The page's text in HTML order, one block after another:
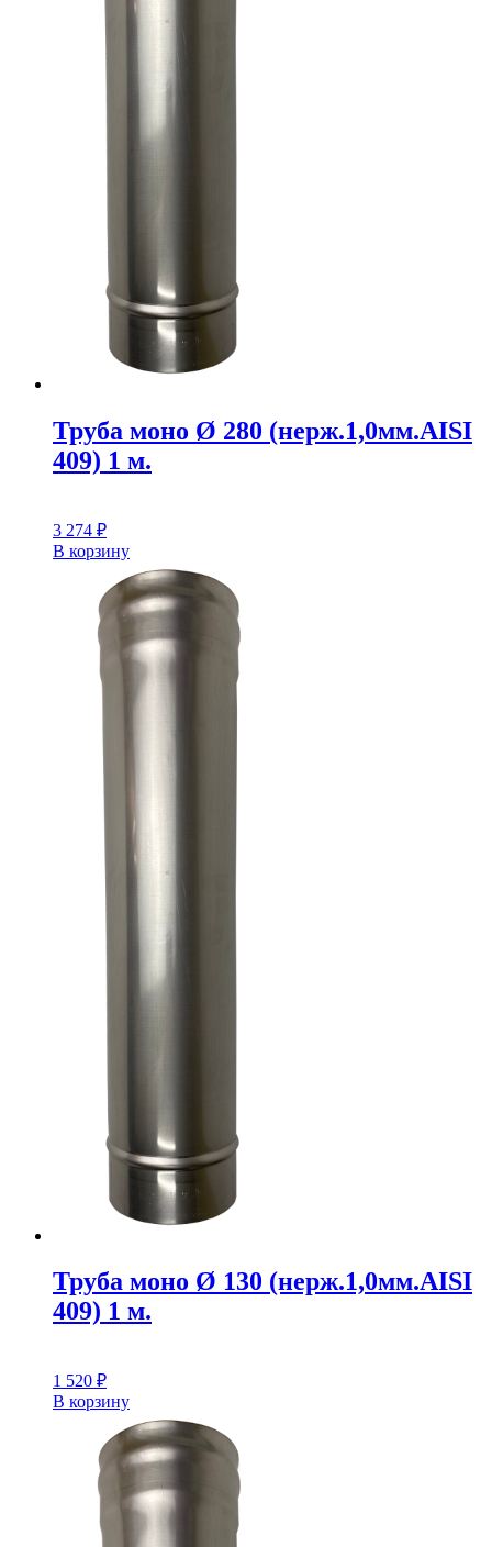
Труба моно Ø 280 (нерж.1,0мм.AISI
409) 1 м.
3 274 ₽
В корзину
Труба моно Ø 130 (нерж.1,0мм.AISI
409) 1 м.
1 520 ₽
В корзину